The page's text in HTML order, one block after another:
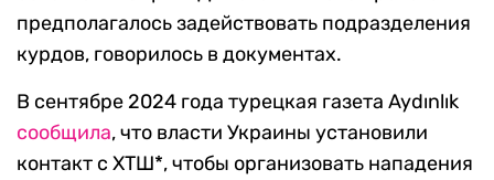
предполагалось задействовать подразделения
курдов, говорилось в документах.
В сентябре 2024 года турецкая газета Aydınlık
сообщила, что власти Украины установили
контакт с ХТШ*, чтобы организовать нападения